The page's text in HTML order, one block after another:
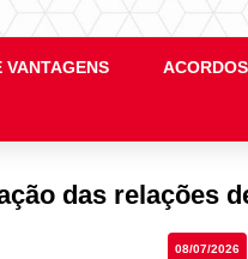
VANTAGENS
das relações
08/07/2026